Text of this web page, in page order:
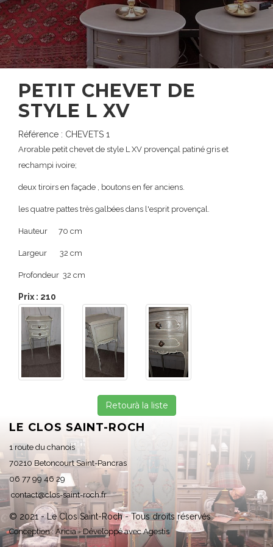
PETIT CHEVET DE
STYLE L XV
Référence : CHEVETS 1
Arorable petit chevet de style L XV provençal patiné gris et
rechampi ivoire;
deux tiroirs en façade , boutons en fer anciens.
les quatre pattes très galbées dans l'esprit provençal.
Hauteur 70 cm
Largeur 32 cm
Profondeur 32 cm
Prix : 210
Retourà la liste
LE CLOS SAINT-ROCH
1 route du chanois
70210 Betoncourt Saint-Pancras
06 77 99 46 29
contact@clos-saint-roch.fr
© 2021 - Le Clos Saint-Roch - Tous droits réservés
Conception :Aricia- Développé avecAgestis